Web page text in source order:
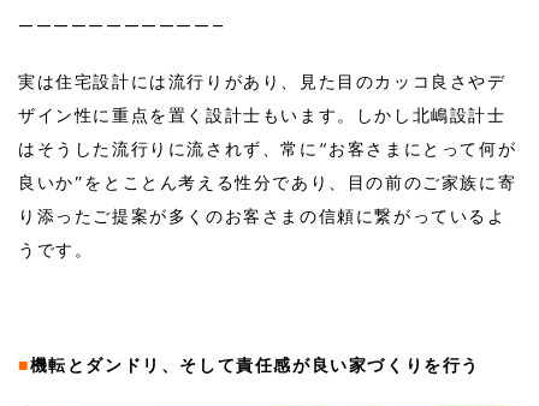
———————————–
実は住宅設計には流行りがあり、見た目のカッコ良さやデ
ザイン性に重点を置く設計士もいます。しかし北嶋設計士
はそうした流行りに流されず、常に“お客さまにとって何が
良いか”をとことん考える性分であり、目の前のご家族に寄
り添ったご提案が多くのお客さまの信頼に繋がっているよ
うです。
■機転とダンドリ、そして責任感が良い家づくりを行う